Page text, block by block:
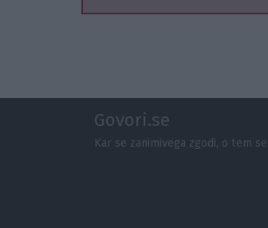
Govori.se
Kar se zanimivega zgodi, o tem